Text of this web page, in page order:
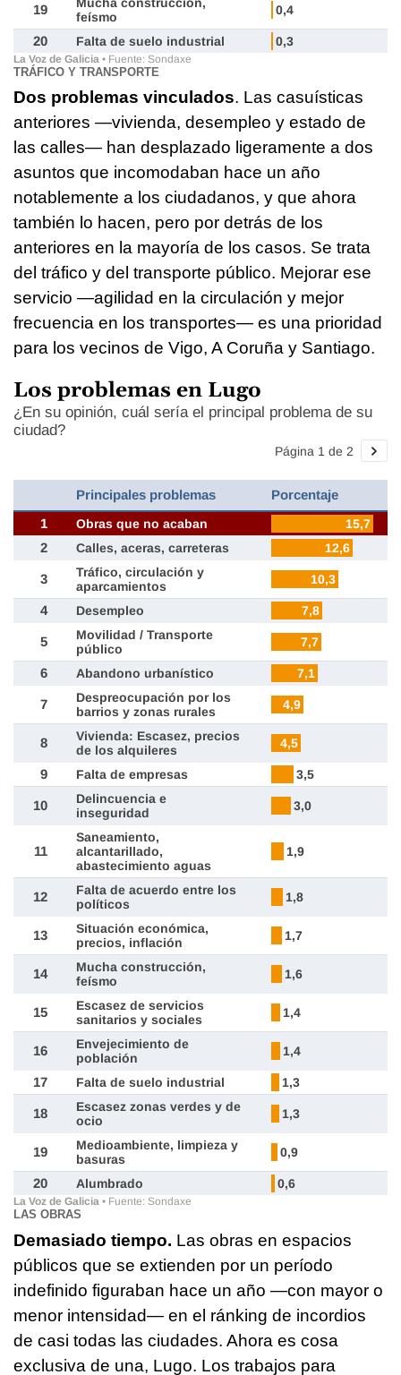
TRÁFICO Y TRANSPORTE
Dos problemas vinculados. Las casuísticas
anteriores —vivienda, desempleo y estado de
las calles— han desplazado ligeramente a dos
asuntos que incomodaban hace un año
notablemente a los ciudadanos, y que ahora
también lo hacen, pero por detrás de los
anteriores en la mayoría de los casos. Se trata
del tráfico y del transporte público. Mejorar ese
servicio —agilidad en la circulación y mejor
frecuencia en los transportes— es una prioridad
para los vecinos de Vigo, A Coruña y Santiago.
LAS OBRAS
Demasiado tiempo. Las obras en espacios
públicos que se extienden por un período
indefinido figuraban hace un año —con mayor o
menor intensidad— en el ránking de incordios
de casi todas las ciudades. Ahora es cosa
exclusiva de una, Lugo. Los trabajos para